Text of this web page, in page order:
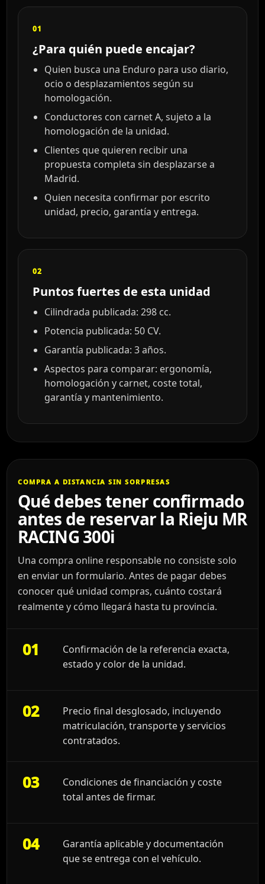
01
¿Para quién puede encajar?
Quien busca una Enduro para uso diario,
ocio o desplazamientos según su
homologación.
Conductores con carnet A, sujeto a la
homologación de la unidad.
Clientes que quieren recibir una
propuesta completa sin desplazarse a
Madrid.
Quien necesita confirmar por escrito
unidad, precio, garantía y entrega.
02
Puntos fuertes de esta unidad
Cilindrada publicada: 298 cc.
Potencia publicada: 50 CV.
Garantía publicada: 3 años.
Aspectos para comparar: ergonomía,
homologación y carnet, coste total,
garantía y mantenimiento.
COMPRA A DISTANCIA SIN SORPRESAS
Qué debes tener confirmado
antes de reservar la Rieju MR
RACING 300i
Una compra online responsable no consiste solo
en enviar un formulario. Antes de pagar debes
conocer qué unidad compras, cuánto costará
realmente y cómo llegará hasta tu provincia.
01
Confirmación de la referencia exacta,
estado y color de la unidad.
02
Precio final desglosado, incluyendo
matriculación, transporte y servicios
contratados.
03
Condiciones de financiación y coste
total antes de firmar.
04
Garantía aplicable y documentación
que se entrega con el vehículo.